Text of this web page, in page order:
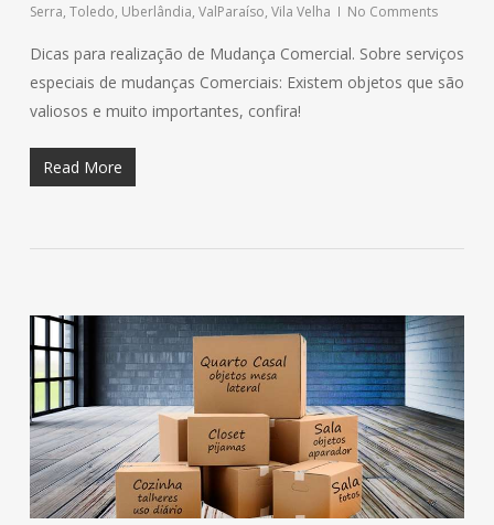
Serra, Toledo, Uberlândia, ValParaíso, Vila Velha No Comments
Dicas para realização de Mudança Comercial. Sobre serviços
especiais de mudanças Comerciais: Existem objetos que são
valiosos e muito importantes, confira!
Read More